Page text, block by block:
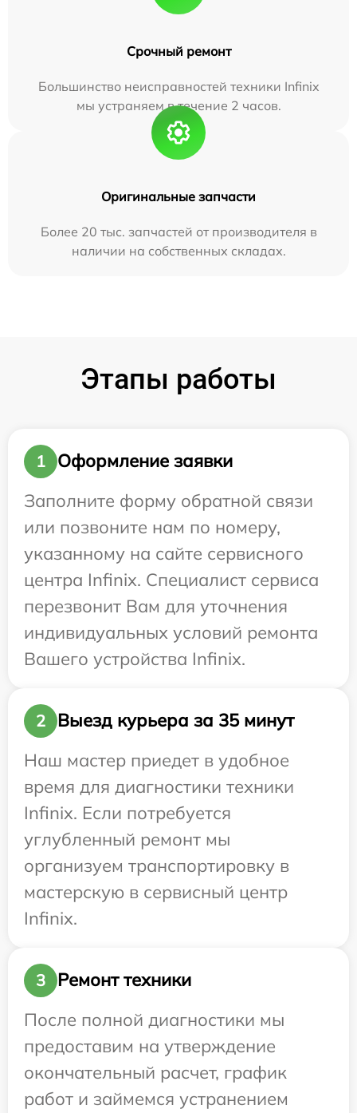
Срочный ремонт
Большинство неисправностей техники Infinix
мы устраняем в течение 2 часов.
Оригинальные запчасти
Более 20 тыс. запчастей от производителя в
наличии на собственных складах.
Этапы работы
1
Оформление заявки
Заполните форму обратной связи
или позвоните нам по номеру,
указанному на сайте сервисного
центра Infinix. Специалист сервиса
перезвонит Вам для уточнения
индивидуальных условий ремонта
Вашего устройства Infinix.
2
Выезд курьера за 35 минут
Наш мастер приедет в удобное
время для диагностики техники
Infinix. Если потребуется
углубленный ремонт мы
организуем транспортировку в
мастерскую в сервисный центр
Infinix.
3
Ремонт техники
После полной диагностики мы
предоставим на утверждение
окончательный расчет, график
работ и займемся устранением